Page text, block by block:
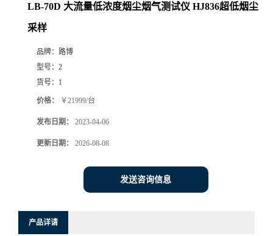
厅
方
LB-70D 大流量低浓度烟尘烟气测试仪 HJ836超低烟尘
采样
品牌： 路博
型号： 2
货号： 1
价格： ￥21999/台
发布日期： 2023-04-06
更新日期： 2026-08-08
发送咨询信息
产品详请